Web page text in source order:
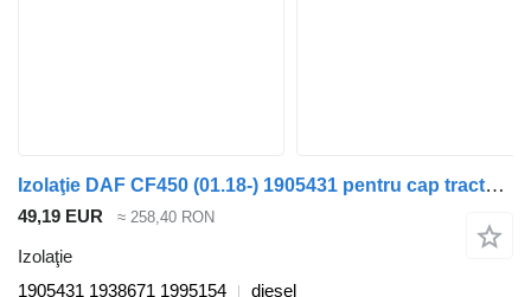
Izolaţie DAF CF450 (01.18-) 1905431 pentru cap tractor DAF CF450, CF460 (2017-)
49,19 EUR ≈ 258,40 RON
Izolaţie
1905431 1938671 1995154
diesel